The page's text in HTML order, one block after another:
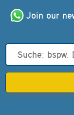
Join our